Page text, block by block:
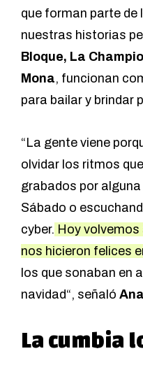
que forman parte de
nuestras historias
Bloque, La
Mona, funcionan
para bailar y brindar
“La gente viene
olvidar los ritmos
grabados por
Sábado o
cyber. Hoy
nos hicieron felices
los que sonaban en
navidad“, señaló Ana
La cumbia